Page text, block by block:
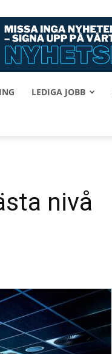
LEDIGA JOBB
nivå